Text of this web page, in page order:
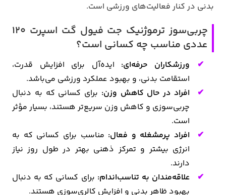
بدنی در کنار فعالیت‌های ورزشی است.
چربی‌سوز ترموژنیک جت فیول گت اسپرت 120
عددی مناسب چه کسانی است؟
ورزشکاران حرفه‌ای: ایده‌آل برای افزایش قدرت،
استقامت بدنی، و بهبود عملکرد ورزشی می‌باشد.
افراد در حال کاهش وزن: برای کسانی که به دنبال
چربی‌سوزی و کاهش وزن سریع‌تر هستند، بسیار مؤثر
است.
افراد پرمشغله و فعال: مناسب برای کسانی که به
انرژی بیشتر و تمرکز ذهنی بهتر در طول روز نیاز
دارند.
علاقه‌مندان به تناسب‌اندام: برای کسانی که به دنبال
بهبود ظاهر بدنی و افزایش کالری‌سوزی هستند.